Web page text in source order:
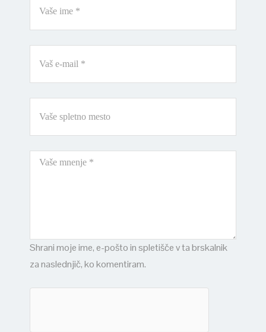
Shrani moje ime, e-pošto in spletišče v ta brskalnik
za naslednjič, ko komentiram.